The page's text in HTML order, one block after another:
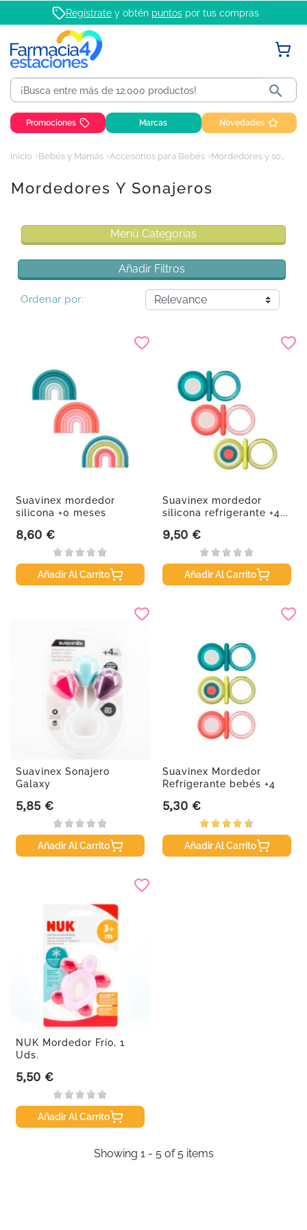
Regístratey obtén puntospor tus compras

Promociones Marcas Novedades
Inicio Bebés y Mamás Accesorios para Bebés Mordedores y sonajeros
Mordedores Y Sonajeros
Menú Categorías
Añadir Filtros
Ordenar por:
Suavinex mordedor
silicona +0 meses
Precio
8,60 €
Añadir Al Carrito
Suavinex mordedor
silicona refrigerante +4...
Precio
9,50 €
Añadir Al Carrito
Suavinex Sonajero
Galaxy
Precio
5,85 €
Añadir Al Carrito
Suavinex Mordedor
Refrigerante bebés +4
Precio
5,30 €
Añadir Al Carrito
NUK Mordedor Frío, 1
Uds.
Precio
5,50 €
Añadir Al Carrito
Showing 1 - 5 of 5 items